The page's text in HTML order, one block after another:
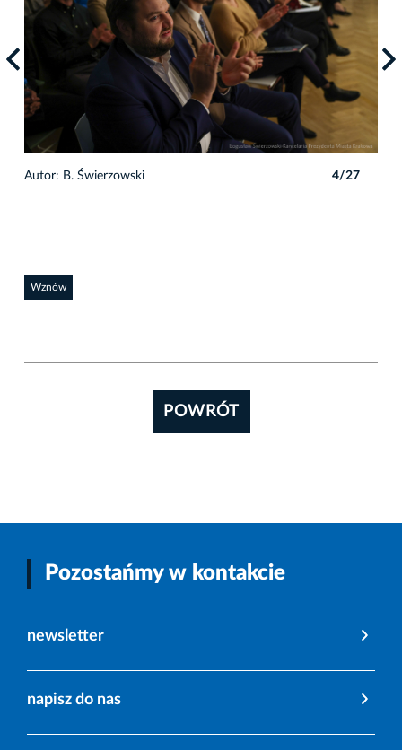
Autor: B. Świerzowski 4/27
Wznów
POWRÓT
Pozostańmy w kontakcie
newsletter
napisz do nas